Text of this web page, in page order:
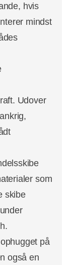
hvis
mindst
Udover
som
skibe
på
også en